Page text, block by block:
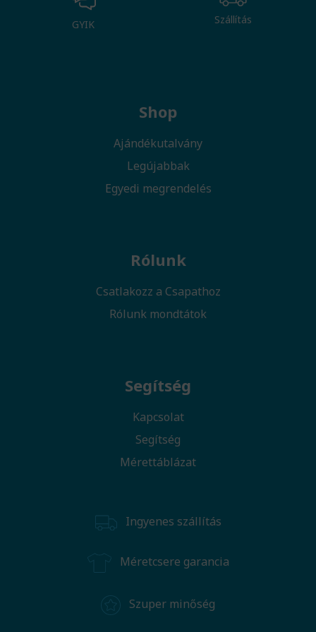
GYIK Szállítás
Shop
Ajándékutalvány
Legújabbak
Egyedi megrendelés
Rólunk
Csatlakozz a Csapathoz
Rólunk mondtátok
Segítség
Kapcsolat
Segítség
Mérettáblázat
Ingyenes szállítás
Méretcsere garancia
Szuper minőség